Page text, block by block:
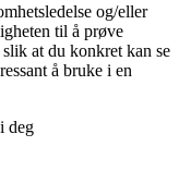
og/eller
til å prøve
at du konkret kan se
å bruke i en
deg